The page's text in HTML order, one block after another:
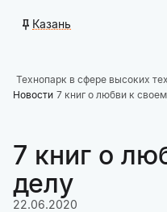
Казань
Технопарк в сфере высоких
Новости 7 книг о любви к
7 книг о
делу
22.06.2020